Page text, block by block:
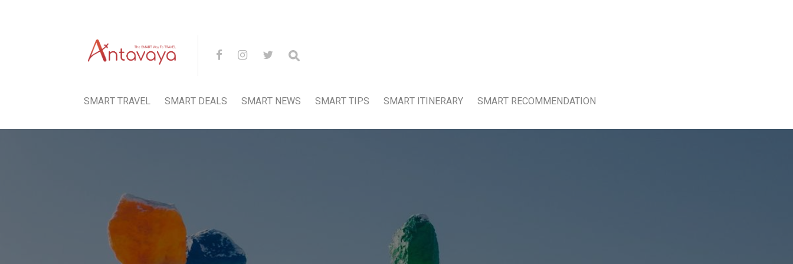
SMART TRAVEL SMART DEALS SMART NEWS SMART TIPS SMART ITINERARY SMART RECOMMENDATION